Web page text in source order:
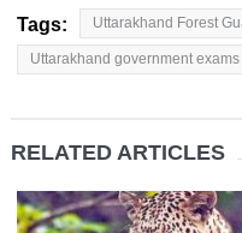
Tags: Uttarakhand Forest
Uttarakhand government exams
RELATED ARTICLES